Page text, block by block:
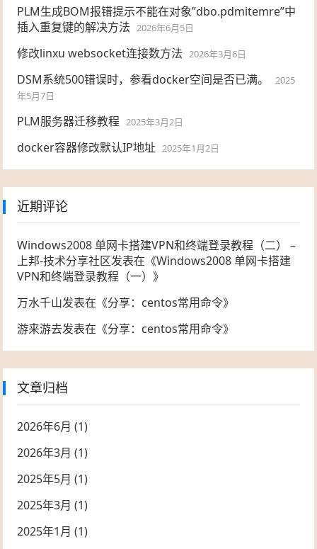
PLM生成BOM报错提示不能在对象”dbo.pdmitemre”中
插入重复键的解决方法 2026年6月5日
修改linxu websocket连接数方法 2026年3月6日
DSM系统500错误时，参看docker空间是否已满。
2025
年5月7日
PLM服务器迁移教程 2025年3月2日
docker容器修改默认IP地址 2025年1月2日
近期评论
Windows2008 单网卡搭建VPN和终端登录教程（二） –
上邦-技术分享社区发表在《Windows2008 单网卡搭建
VPN和终端登录教程（一）》
万水千山发表在《分享：centos常用命令》
游来游去发表在《分享：centos常用命令》
文章归档
2026年6月 (1)
2026年3月 (1)
2025年5月 (1)
2025年3月 (1)
2025年1月 (1)